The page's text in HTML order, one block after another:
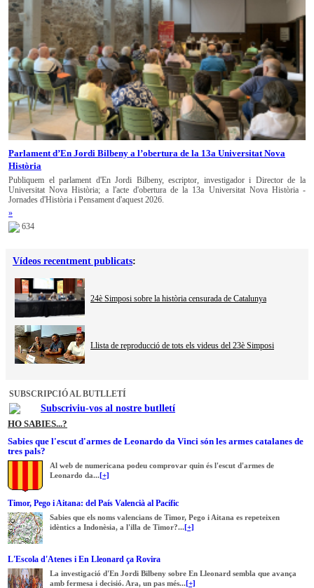
Parlament d’En Jordi Bilbeny a l’obertura de la 13a Universitat Nova
Història
Publiquem el parlament d'En Jordi Bilbeny, escriptor, investigador i Director de la
Universitat Nova Història; a l'acte d'obertura de la 13a Universitat Nova Història -
Jornades d'Història i Pensament d'aquest 2026.
»
634
Vídeos recentment publicats:
24è Simposi sobre la història censurada de Catalunya
Llista de reproducció de tots els videus del 23è Simposi
SUBSCRIPCIÓ AL BUTLLETÍ
Subscriviu-vos al nostre butlletí
HO SABIES...?
Sabies que l'escut d'armes de Leonardo da Vinci són les armes catalanes de
tres pals?
Al web de numericana podeu comprovar quin és l'escut d'armes de
Leonardo da...[+]
Timor, Pego i Aitana: del País Valencià al Pacífic
Sabies que els noms valencians de Timor, Pego i Aitana es repeteixen
idèntics a Indonèsia, a l'illa de Timor?...[+]
L'Escola d'Atenes i En Lleonard ça Rovira
La investigació d'En Jordi Bilbeny sobre En Lleonard sembla que avança
amb fermesa i decisió. Ara, un pas més...[+]